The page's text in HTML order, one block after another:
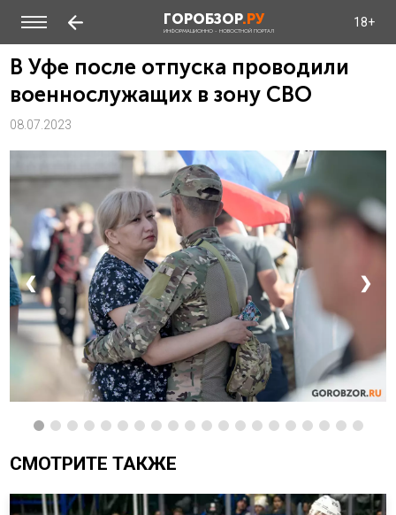
ГОРОБЗОР.РУ
ИНФОРМАЦИОННО - НОВОСТНОЙ ПОРТАЛ
18+
В Уфе после отпуска проводили
военнослужащих в зону СВО
08.07.2023
❮ ❯
СМОТРИТЕ ТАКЖЕ